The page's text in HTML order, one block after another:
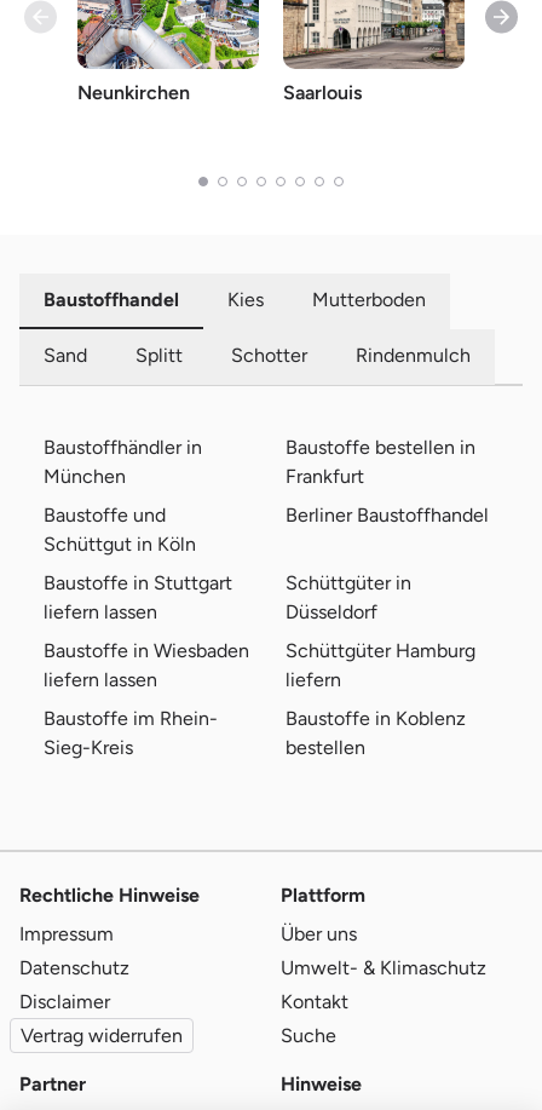
Neunkirchen Saarlouis
Baustoffhandel Kies Mutterboden
Sand Splitt Schotter Rindenmulch
Baustoffhändler in
München
Baustoffe bestellen in
Frankfurt
Baustoffe und
Schüttgut in Köln
Berliner Baustoffhandel
Baustoffe in Stuttgart
liefern lassen
Schüttgüter in
Düsseldorf
Baustoffe in Wiesbaden
liefern lassen
Schüttgüter Hamburg
liefern
Baustoffe im Rhein-
Sieg-Kreis
Baustoffe in Koblenz
bestellen
Rechtliche Hinweise
Impressum
Datenschutz
Disclaimer
Vertrag widerrufen
Plattform
Über uns
Umwelt- & Klimaschutz
Kontakt
Suche
Partner Hinweise